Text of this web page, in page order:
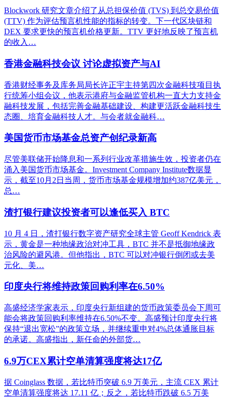
Blockwork 研究文章介绍了从总担保价值 (TVS) 到总交易价值
(TTV) 作为评估预言机性能的指标的转变。下一代区块链和
DEX 要求更快的预言机价格更新。TTV 更好地反映了预言机
的收入…
香港金融科技会议 讨论虚拟资产与AI
香港财经事务及库务局局长许正宇主持第四次金融科技项目执
行统筹小组会议，他表示港府与金融监管机构一直大力支持金
融科技发展，包括完善金融基础建设、构建更活跃金融科技生
态圈、培育金融科技人才。与会者就金融科…
美国货币市场基金总资产创纪录新高
尽管美联储开始降息和一系列行业改革措施生效，投资者仍在
涌入美国货币市场基金。Investment Company Institute数据显
示，截至10月2日当周，货币市场基金规模增加约387亿美元，
总…
渣打银行建议投资者可以逢低买入 BTC
10 月 4 日，渣打银行数字资产研究全球主管 Geoff Kendrick 表
示，黄金是一种地缘政治对冲工具，BTC 并不是抵御地缘政
治风险的避风港。但他指出，BTC 可以对冲银行倒闭或去美
元化、美…
印度央行将维持政策回购利率在6.50%
高盛经济学家表示，印度央行新组建的货币政策委员会下周可
能会将政策回购利率维持在6.50%不变。高盛预计印度央行将
保持“退出宽松”的政策立场，并继续重申对4%总体通胀目标
的承诺。高盛指出，新任命的外部货…
6.9万CEX累计空单清算强度将达17亿
据 Coinglass 数据，若比特币突破 6.9 万美元，主流 CEX 累计
空单清算强度将达 17.11 亿；反之，若比特币跌破 6.5 万美